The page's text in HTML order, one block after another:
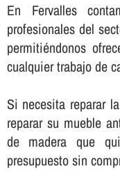
En Fervalles
profesionales del
permitiéndonos
cualquier trabajo de
Si necesita reparar
reparar su mueble
de madera que
presupuesto sin